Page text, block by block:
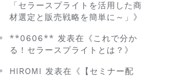
「セラースプライトを活用した商
材選定と販売戦略を簡単に～」》
**0606** 发表在《これで分か
る！セラースプライトとは？》
HIROMI 发表在《【セミナー配